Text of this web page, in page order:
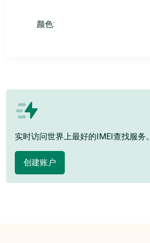
颜色:
实时访问世界上最好的IMEI查找服务。
创建账户